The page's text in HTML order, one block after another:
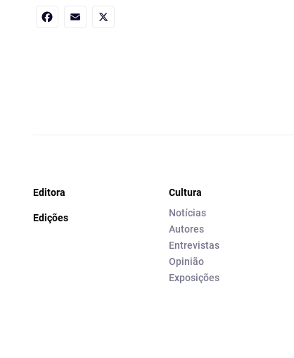
Editora
Edições
Cultura
Notícias
Autores
Entrevistas
Opinião
Exposições